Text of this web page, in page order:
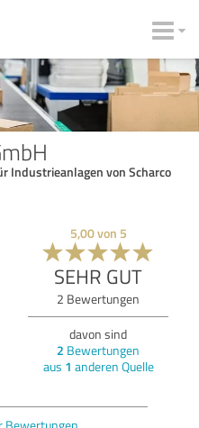
Industrieanlagen von Scharco
5,00von 5
SEHR GUT
2 Bewertungen
davon sind
2 Bewertungen
aus 1 anderen Quelle
Bewertungen